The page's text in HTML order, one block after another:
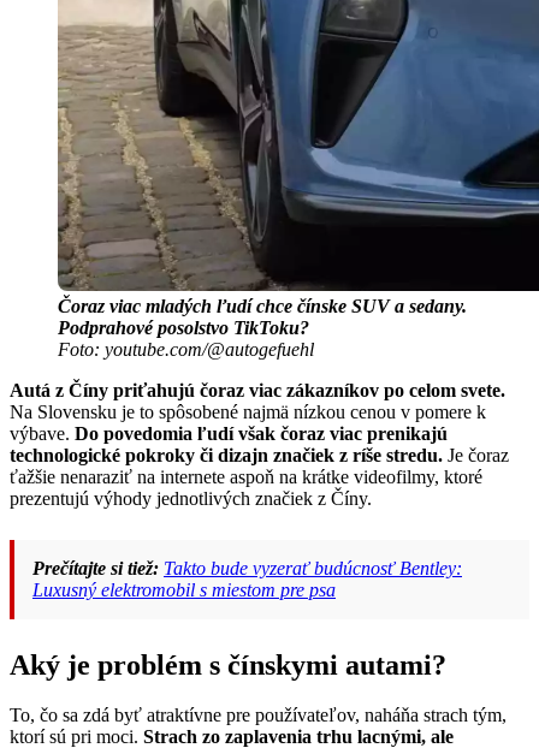
Čoraz viac mladých ľudí chce čínske SUV a sedany.
Podprahové posolstvo TikToku?
Foto: youtube.com/@autogefuehl
Autá z Číny priťahujú čoraz viac zákazníkov po celom svete.
Na Slovensku je to spôsobené najmä nízkou cenou v pomere k
výbave. Do povedomia ľudí však čoraz viac prenikajú
technologické pokroky či dizajn značiek z ríše stredu. Je čoraz
ťažšie nenaraziť na internete aspoň na krátke videofilmy, ktoré
prezentujú výhody jednotlivých značiek z Číny.
Prečítajte si tiež: Takto bude vyzerať budúcnosť Bentley:
Luxusný elektromobil s miestom pre psa
Aký je problém s čínskymi autami?
To, čo sa zdá byť atraktívne pre používateľov, naháňa strach tým,
ktorí sú pri moci. Strach zo zaplavenia trhu lacnými, ale